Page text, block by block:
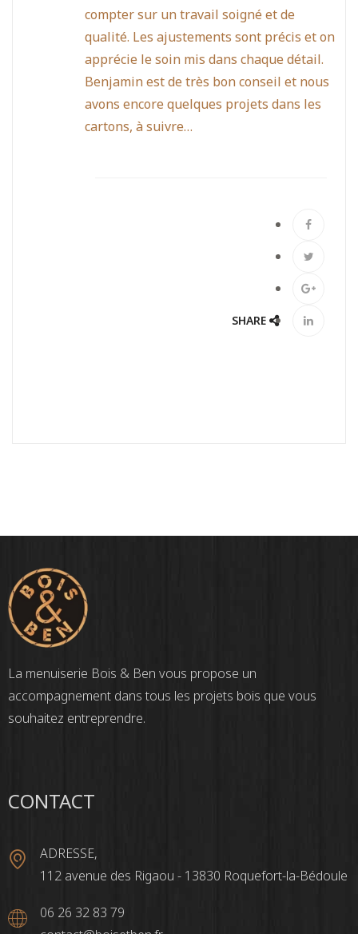
compter sur un travail soigné et de
qualité. Les ajustements sont précis et on
apprécie le soin mis dans chaque détail.
Benjamin est de très bon conseil et nous
avons encore quelques projets dans les
cartons, à suivre…
SHARE
La menuiserie Bois & Ben vous propose un
accompagnement dans tous les projets bois que vous
souhaitez entreprendre.
CONTACT
ADRESSE,
112 avenue des Rigaou - 13830 Roquefort-la-Bédoule
06 26 32 83 79